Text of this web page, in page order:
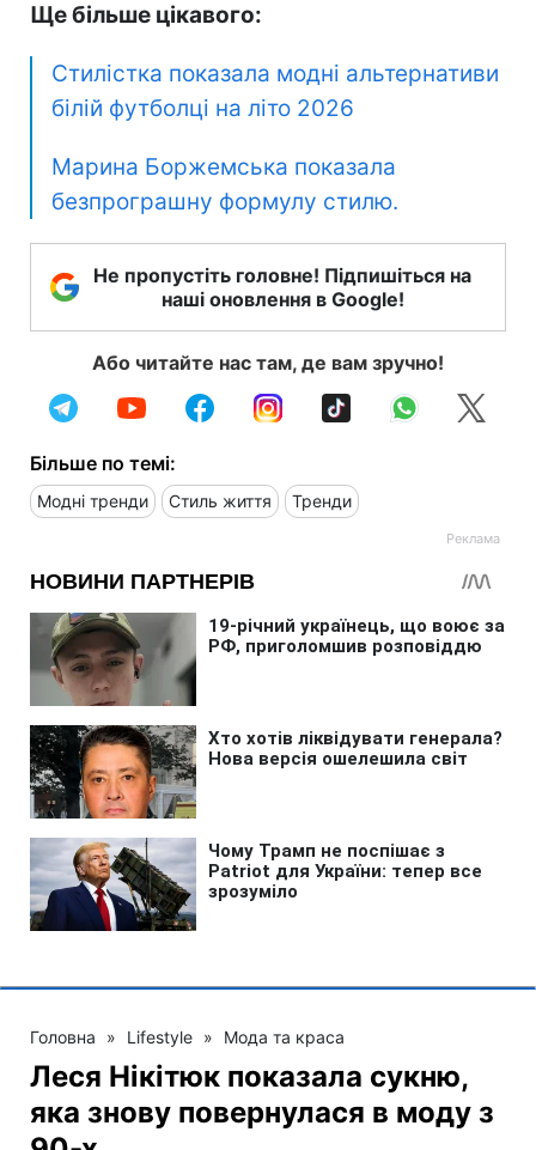
Ще більше цікавого:
Стилістка показала модні альтернативи
білій футболці на літо 2026
Марина Боржемська показала
безпрограшну формулу стилю.
Не пропустіть головне! Підпишіться на
наші оновлення в Google!
Або читайте нас там, де вам зручно!
Більше по темі:
Модні тренди Стиль життя Тренди
Головна » Lifestyle » Мода та краса
Леся Нікітюк показала сукню,
яка знову повернулася в моду з